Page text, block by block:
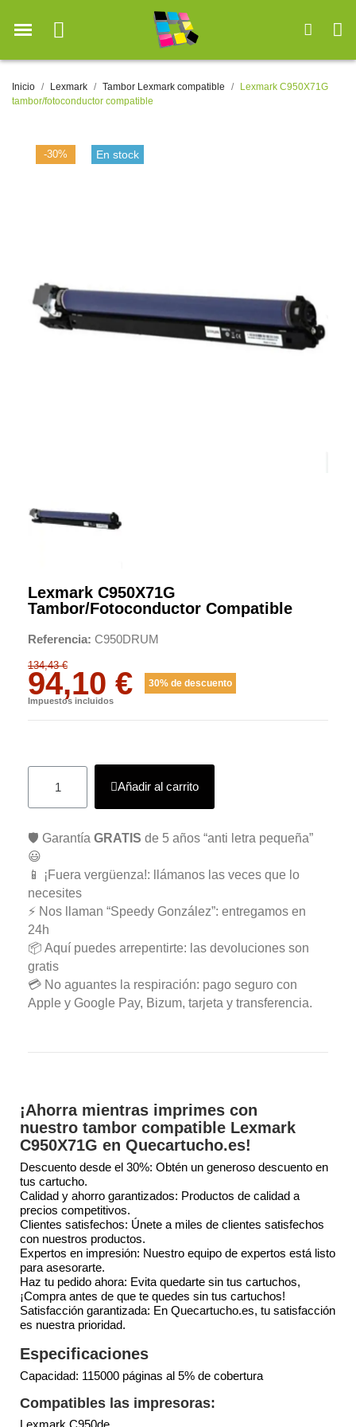
Inicio Lexmark Tambor Lexmark compatible
Lexmark C950X71G
tambor/fotoconductor compatible
-30% En stock
Lexmark C950X71G
Tambor/fotoconductor Compatible
Referencia C950DRUM
134,43 €
94,10 € 30% de descuento
Impuestos incluidos
Añadir al carrito
🛡️ Garantía GRATIS de 5 años “anti letra pequeña”
😃
📱 ¡Fuera vergüenza!: llámanos las veces que lo
necesites
⚡ Nos llaman “Speedy González”: entregamos en
24h
📦 Aquí puedes arrepentirte: las devoluciones son
gratis
💳 No aguantes la respiración: pago seguro con
Apple y Google Pay, Bizum, tarjeta y transferencia.
¡Ahorra mientras imprimes con
nuestro tambor compatible Lexmark
C950X71G en Quecartucho.es!
Descuento desde el 30%: Obtén un generoso descuento en
tus cartucho.
Calidad y ahorro garantizados: Productos de calidad a
precios competitivos.
Clientes satisfechos: Únete a miles de clientes satisfechos
con nuestros productos.
Expertos en impresión: Nuestro equipo de expertos está listo
para asesorarte.
Haz tu pedido ahora: Evita quedarte sin tus cartuchos,
¡Compra antes de que te quedes sin tus cartuchos!
Satisfacción garantizada: En Quecartucho.es, tu satisfacción
es nuestra prioridad.
Especificaciones
Capacidad: 115000 páginas al 5% de cobertura
Compatibles las impresoras:
Lexmark C950de